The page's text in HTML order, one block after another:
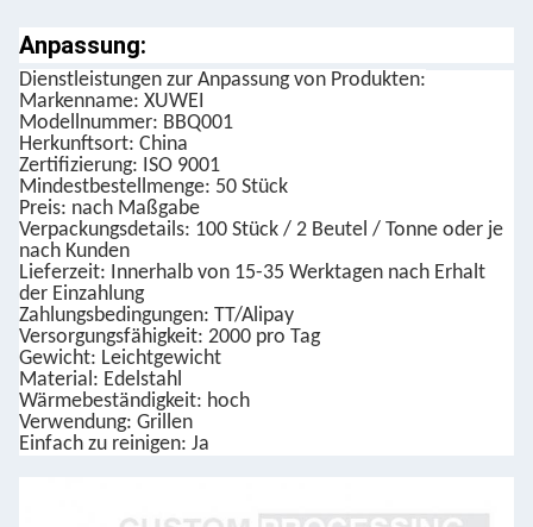
Anpassung:
Dienstleistungen zur Anpassung von Produkten:
Markenname: XUWEI
Modellnummer: BBQ001
Herkunftsort: China
Zertifizierung: ISO 9001
Mindestbestellmenge: 50 Stück
Preis: nach Maßgabe
Verpackungsdetails: 100 Stück / 2 Beutel / Tonne oder je
nach Kunden
Lieferzeit: Innerhalb von 15-35 Werktagen nach Erhalt
der Einzahlung
Zahlungsbedingungen: TT/Alipay
Versorgungsfähigkeit: 2000 pro Tag
Gewicht: Leichtgewicht
Material: Edelstahl
Wärmebeständigkeit: hoch
Verwendung: Grillen
Einfach zu reinigen: Ja